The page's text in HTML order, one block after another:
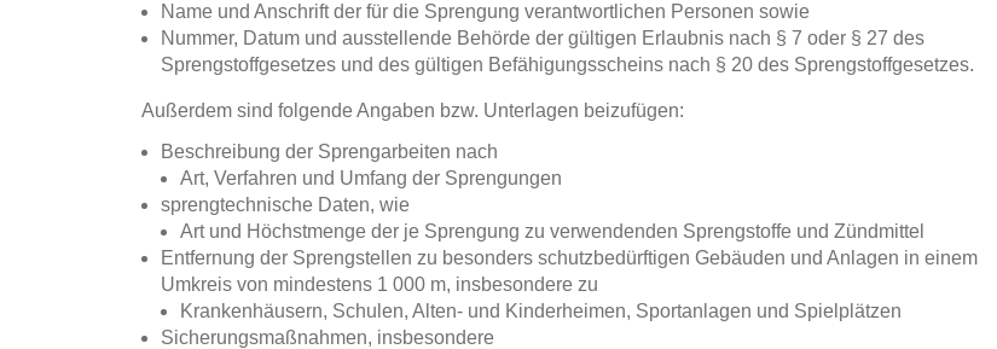
Name und Anschrift der für die Sprengung verantwortlichen Personen sowie
Nummer, Datum und ausstellende Behörde der gültigen Erlaubnis nach § 7 oder § 27 des
Sprengstoffgesetzes und des gültigen Befähigungsscheins nach § 20 des Sprengstoffgesetzes.
Außerdem sind folgende Angaben bzw. Unterlagen beizufügen:
Beschreibung der Sprengarbeiten nach
Art, Verfahren und Umfang der Sprengungen
sprengtechnische Daten, wie
Art und Höchstmenge der je Sprengung zu verwendenden Sprengstoffe und Zündmittel
Entfernung der Sprengstellen zu besonders schutzbedürftigen Gebäuden und Anlagen in einem
Umkreis von mindestens 1 000 m, insbesondere zu
Krankenhäusern, Schulen, Alten- und Kinderheimen, Sportanlagen und Spielplätzen
Sicherungsmaßnahmen, insbesondere